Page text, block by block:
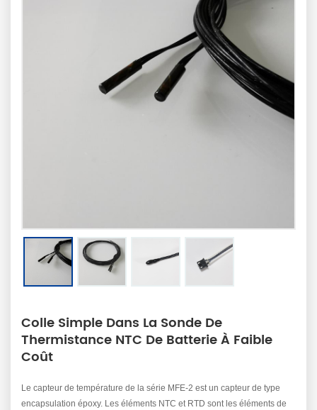
Colle Simple Dans La Sonde De
Thermistance NTC De Batterie À Faible
Coût
Le capteur de température de la série MFE-2 est un capteur de type
encapsulation époxy. Les éléments NTC et RTD sont les éléments de